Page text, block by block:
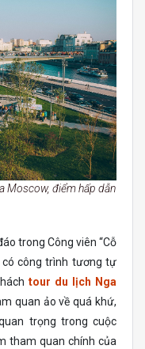
Moscow, điểm hấp dẫn
trong Công viên “Cỗ
có công trình tương tự
tour du lịch Nga
quan ảo về quá khứ,
trọng trong cuộc
tham quan chính của